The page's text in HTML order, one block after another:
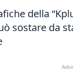
della
sostare da